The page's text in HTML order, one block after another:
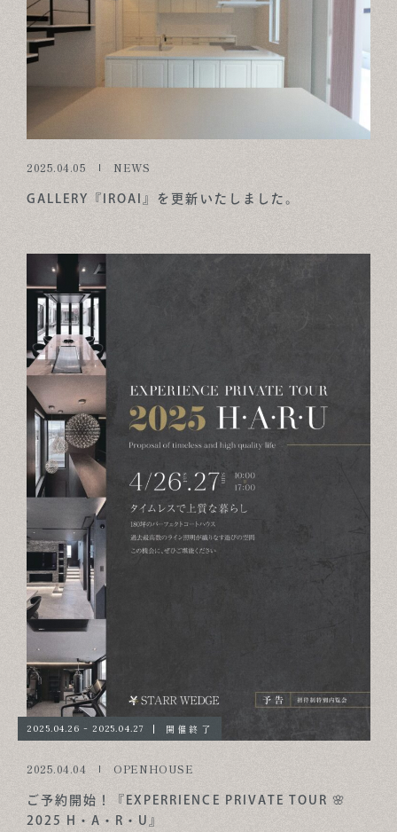
2025.04.05 NEWS
GALLERY『IROAI』を更新いたしました。
2025.04.26 - 2025.04.27 開催終了
2025.04.04 OPENHOUSE
ご予約開始！『EXPERRIENCE PRIVATE TOUR 🌸
2025 H・A・R・U』